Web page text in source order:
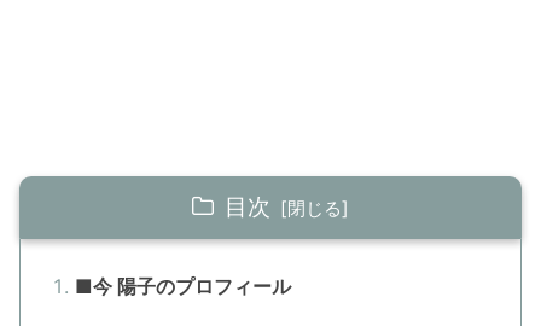
目次
■今 陽子のプロフィール